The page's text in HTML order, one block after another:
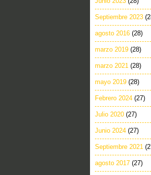
Septiembre 2023
agosto 2016 (28)
marzo 2019 (28)
marzo 2021 (28)
mayo 2019 (28)
Febrero 2024 (27)
Julio 2020 (27)
Junio 2024 (27)
Septiembre 2021
agosto 2017 (27)